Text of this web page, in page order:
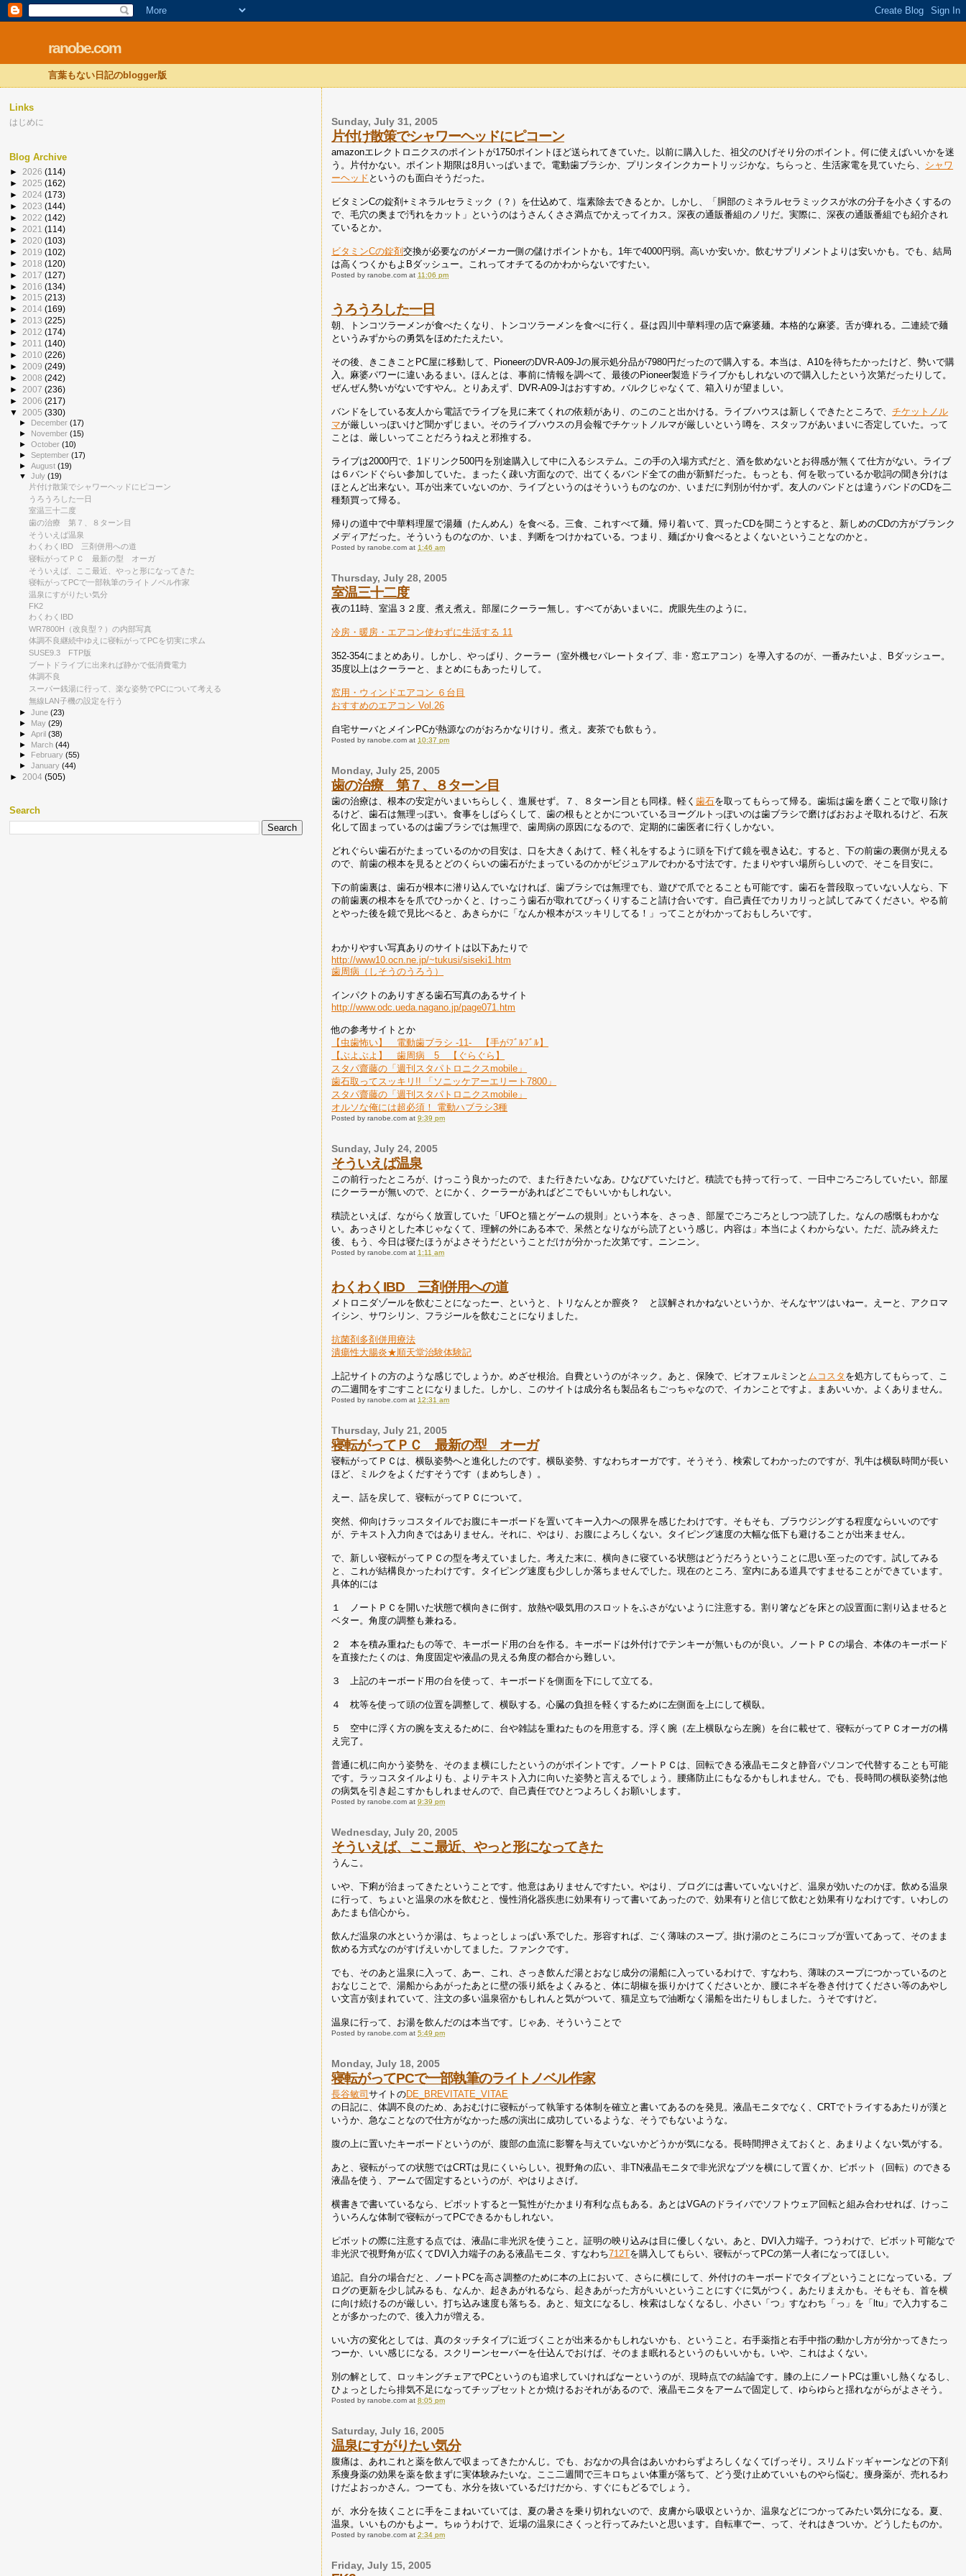
ranobe.com
言葉もない日記のblogger版
Sunday, July 31, 2005
片付け散策でシャワーヘッドにピコーン
amazonエレクトロニクスのポイントが1750ポイントほど送られてきていた。以前に購入した、祖父のひげそり分のポイント。何に使えばいいかを迷
う。片付かない。ポイント期限は8月いっぱいまで。電動歯ブラシか、プリンタインクカートリッジかな。ちらっと、生活家電を見ていたら、 シャワ
ーヘッド というのも面白そうだった。
ビタミンCの錠剤+ミネラルセラミック（？）を仕込めて、塩素除去できるとか。しかし、「胴部のミネラルセラミックスが水の分子を小さくするの
で、毛穴の奥まで汚れをカット」というのはうさんくささ満点でかえってイカス。深夜の通販番組のノリだ。実際に、深夜の通販番組でも紹介され
ているとか。
ビタミンCの錠剤交換が必要なのがメーカー側の儲けポイントかも。1年で4000円弱。高いか安いか。飲むサプリメントよりは安いかも。でも、結局
は高くつくかもよBダッシュー。これってオチてるのかわからないですたい。
Posted byranobe.com at 11:06 pm
うろうろした一日
朝、トンコツラーメンが食べたくなり、トンコツラーメンを食べに行く。昼は四川中華料理の店で麻婆麺。本格的な麻婆。舌が痺れる。二連続で麺
というみずからの勇気をほめたたえたい。
その後、きこきことPC屋に移動して、PioneerのDVR-A09-Jの展示処分品が7980円だったので購入する。本当は、A10を待ちたかったけど、勢いで購
入。麻婆パワーに違いあるまい。ほんとは、事前に情報を調べて、最後のPioneer製造ドライブかもしれないので購入したという次第だったりして。
ぜんぜん勢いがないですやん。とりあえず、DVR-A09-Jはおすすめ。バルクじゃなくて、箱入りが望ましい。
バンドをしている友人から電話でライブを見に来てくれの依頼があり、のこのこと出かける。ライブハウスは新しくできたところで、チケットノル
マが厳しいっぽいけど聞かずじまい。そのライブハウスの月会報でチケットノルマが厳しいという噂を、スタッフがあいまいに否定していた。って
ことは、厳しいってことだろうねえと邪推する。
ライブは2000円で、1ドリンク500円を別途購入して中に入るシステム。この手の入場方式だと、酒を飲めないとお得感が無くて仕方がない。ライブ
は６バンドぐらい参加していた。まったく疎い方面なので、出てくるバンド全ての曲が新鮮だった。もっとも、何を歌っているか歌詞の聞き分けは
ほとんど出来ない。耳が出来ていないのか、ライブというのはそういうものなのか、いまだに判別が付かず。友人のバンドとは違うバンドのCDを二
種類買って帰る。
帰りの道中で中華料理屋で湯麺（たんめん）を食べる。三食、これすべて麺。帰り着いて、買ったCDを聞こうとすると、新しめのCDの方がブランク
メディアだった。そういうものなのか、いま、判断をつけかねている。つまり、麺ばかり食べるとよくないということなのかと。
Posted byranobe.com at 1:46 am
Thursday, July 28, 2005
室温三十二度
夜の11時、室温３２度、煮え煮え。部屋にクーラー無し。すべてがあいまいに。虎眼先生のように。
冷房・暖房・エアコン使わずに生活する 11
352-354にまとめあり。しかし、やっぱり、クーラー（室外機セパレートタイプ、非・窓エアコン）を導入するのが、一番みたいよ、Bダッシュー。
35度以上はクーラーと、まとめにもあったりして。
窓用・ウィンドエアコン ６台目
おすすめのエアコン Vol.26
自宅サーバとメインPCが熱源なのがおろかなりけり。煮え。麦茶でも飲もう。
Posted byranobe.com at 10:37 pm
Monday, July 25, 2005
歯の治療 第７、８ターン目
歯の治療は、根本の安定がいまいちらしく、進展せず。７、８ターン目とも同様。軽く歯石を取ってもらって帰る。歯垢は歯を磨くことで取り除け
るけど、歯石は無理っぽい。食事をしばらくして、歯の根もととかについているヨーグルトっぽいのは歯ブラシで磨けばおおよそ取れるけど、石灰
化して固まっているのは歯ブラシでは無理で、歯周病の原因になるので、定期的に歯医者に行くしかない。
どれぐらい歯石がたまっているのかの目安は、口を大きくあけて、軽く礼をするように頭を下げて鏡を覗き込む。すると、下の前歯の裏側が見える
ので、前歯の根本を見るとどのくらいの歯石がたまっているのかがビジュアルでわかる寸法です。たまりやすい場所らしいので、そこを目安に。
下の前歯裏は、歯石が根本に潜り込んでいなければ、歯ブラシでは無理でも、遊びで爪でとることも可能です。歯石を普段取っていない人なら、下
の前歯裏の根本をを爪でひっかくと、けっこう歯石が取れてびっくりすること請け合いです。自己責任でカリカリっと試してみてください。やる前
とやった後を鏡で見比べると、あきらかに「なんか根本がスッキリしてる！」ってことがわかっておもしろいです。
わかりやすい写真ありのサイトは以下あたりで
http://www10.ocn.ne.jp/~tukusi/siseki1.htm
歯周病（しそうのうろう）
インパクトのありすぎる歯石写真のあるサイト
http://www.odc.ueda.nagano.jp/page071.htm
他の参考サイトとか
【虫歯怖い】 電動歯ブラシ -11- 【手がﾌﾞﾙﾌﾞﾙ】
【ぶよぶよ】 歯周病 5 【ぐらぐら】
スタパ齋藤の「週刊スタパトロニクスmobile」
歯石取ってスッキリ!! 「ソニッケアーエリート7800」
スタパ齋藤の「週刊スタパトロニクスmobile」
オルソな俺には超必須！ 電動ハブラシ3種
Posted byranobe.com at9:39 pm
Sunday, July 24, 2005
そういえば温泉
この前行ったところが、けっこう良かったので、また行きたいなあ。ひなびていたけど。積読でも持って行って、一日中ごろごろしていたい。部屋
にクーラーが無いので、とにかく、クーラーがあればどこでもいいかもしれない。
積読といえば、ながらく放置していた「UFOと猫とゲームの規則」という本を、さっき、部屋でごろごろとしつつ読了した。なんの感慨もわかな
い。あっさりとした本じゃなくて、理解の外にある本で、呆然となりながら読了という感じ。内容は」本当によくわからない。ただ、読み終えた
後、もう、今日は寝たほうがよさそうだということだけが分かった次第です。ニンニン。
Posted byranobe.com at 1:11 am
わくわくIBD 三剤併用への道
メトロニダゾールを飲むことになったー、というと、トリなんとか膣炎？ と誤解されかねないというか、そんなヤツはいねー。えーと、アクロマ
イシン、サワシリン、フラジールを飲むことになりました。
抗菌剤多剤併用療法
潰瘍性大腸炎★順天堂治験体験記
上記サイトの方のような感じでしょうか。めざせ根治。自費というのがネック。あと、保険で、ビオフェルミンとムコスタ を処方してもらって、こ
の二週間をすごすことになりました。しかし、このサイトは成分名も製品名もごっちゃなので、イカンことですよ。まあいいか。よくありません。
Posted byranobe.com at 12:31 am
Thursday, July 21, 2005
寝転がってＰＣ 最新の型 オーガ
寝転がってＰＣは、横臥姿勢へと進化したのです。横臥姿勢、すなわちオーガです。そうそう、検索してわかったのですが、乳牛は横臥時間が長い
ほど、ミルクをよくだすそうです（まめちしき）。
えー、話を戻して、寝転がってＰＣについて。
突然、仰向けラッコスタイルでお腹にキーボードを置いてキー入力への限界を感じたわけです。そもそも、ブラウジングする程度ならいいのです
が、テキスト入力向きではありません。それに、やはり、お腹によろしくない。タイピング速度の大幅な低下も避けることが出来ません。
で、新しい寝転がってＰＣの型を考えていました。考えた末に、横向きに寝ている状態はどうだろうということに思い至ったのです。試してみる
と、これが結構良かったわけです。タイピング速度も少ししか落ちませんでした。現在のところ、室内にある道具ですませることができています。
具体的には
１ ノートＰＣを開いた状態で横向きに倒す。放熱や吸気用のスロットをふさがないように注意する。割り箸などを床との設置面に割り込ませると
ベター。角度の調整も兼ねる。
２ 本を積み重ねたもの等で、キーボード用の台を作る。キーボードは外付けでテンキーが無いものが良い。ノートＰＣの場合、本体のキーボード
を直接たたくのは、角度固定や液晶の見える角度の都合から難しい。
３ 上記のキーボード用の台を使って、キーボードを側面を下にして立てる。
４ 枕等を使って頭の位置を調整して、横臥する。心臓の負担を軽くするために左側面を上にして横臥。
５ 空中に浮く方の腕を支えるために、台や雑誌を重ねたものを用意する。浮く腕（左上横臥なら左腕）を台に載せて、寝転がってＰＣオーガの構
え完了。
普通に机に向かう姿勢を、そのまま横にしたというのがポイントです。ノートＰＣは、回転できる液晶モニタと静音パソコンで代替することも可能
です。ラッコスタイルよりも、よりテキスト入力に向いた姿勢と言えるでしょう。腰痛防止にもなるかもしれません。でも、長時間の横臥姿勢は他
の病気を引き起こすかもしれませんので、自己責任でひとつよろしくお願いします。
Posted byranobe.com at9:39 pm
Wednesday, July 20, 2005
そういえば、ここ最近、やっと形になってきた
うんこ。
いや、下痢が治まってきたということです。他意はありませんですたい。やはり、ブログには書いていないけど、温泉が効いたのかぽ。飲める温泉
に行って、ちょいと温泉の水を飲むと、慢性消化器疾患に効果有りって書いてあったので、効果有りと信じて飲むと効果有りなわけです。いわしの
あたまも信心から。
飲んだ温泉の水というか湯は、ちょっとしょっぱい系でした。形容すれば、ごく薄味のスープ。掛け湯のところにコップが置いてあって、そのまま
飲める方式なのがすげえいかしてました。ファンクです。
でも、そのあと温泉に入って、あー、これ、さっき飲んだ湯とおなじ成分の湯船に入っているわけで、すなわち、薄味のスープにつかっているのと
おなじことで、湯船からあがったあとに壁の張り紙をよくみると、体に胡椒を振りかけてくださいとか、腰にネギを巻き付けてください等のあやし
い文言が刻まれていて、注文の多い温泉宿かもしれんと気がついて、猫足立ちで油断なく湯船を出たりもしました。うそですけど。
温泉に行って、お湯を飲んだのは本当です。じゃあ、そういうことで
Posted byranobe.com at5:49 pm
Monday, July 18, 2005
寝転がってPCで一部執筆のライトノベル作家
長谷敏司サイトのDE_BREVITATE_VITAE
の日記に、体調不良のため、あおむけに寝転がって執筆する体制を確立と書いてあるのを発見。液晶モニタでなく、CRTでトライするあたりが漢と
いうか、急なことなので仕方がなかった感の演出に成功しているような、そうでもないような。
腹の上に置いたキーボードというのが、腹部の血流に影響を与えていないかどうかが気になる。長時間押さえておくと、あまりよくない気がする。
あと、寝転がっての状態ではCRTは見にくいらしい。視野角の広い、非TN液晶モニタで非光沢なブツを横にして置くか、ピボット（回転）のできる
液晶を使う、アームで固定するというのが、やはりよさげ。
横書きで書いているなら、ピボットすると一覧性がたかまり有利な点もある。あとはVGAのドライバでソフトウェア回転と組み合わせれば、けっこ
ういろんな体制で寝転がってPCできるかもしれない。
ピボットの際に注意する点では、液晶に非光沢を使うこと。証明の映り込みは目に優しくない。あと、DVI入力端子。つうわけで、ピボット可能なで
非光沢で視野角が広くてDVI入力端子のある液晶モニタ、すなわち712Tを購入してもらい、寝転がってPCの第一人者になってほしい。
追記。自分の場合だと、ノートPCを高さ調整のために本の上において、さらに横にして、外付けのキーボードでタイプということになっている。ブ
ログの更新を少し試みるも、なんか、起きあがれるなら、起きあがった方がいいということにすぐに気がつく。あたりまえかも。そもそも、首を横
に向け続けるのが厳しい。打ち込み速度も落ちる。あと、短文になるし、検索はしなくなるし、小さい「つ」すなわち「っ」を「ltu」で入力するこ
とが多かったので、後入力が増える。
いい方の変化としては、真のタッチタイプに近づくことが出来るかもしれないかも、ということ。右手薬指と右手中指の動かし方が分かってきたっ
つーか、いい感じになる。スクリーンセーバーを仕込んでおけば、そのまま眠れるというのもいいかも。いや、これはよくない。
別の解として、ロッキングチェアでPCというのも追求していければなーというのが、現時点での結論です。膝の上にノートPCは重いし熱くなるし、
ひょっとしたら排気不足になってチップセットとか焼けるおそれがあるので、液晶モニタをアームで固定して、ゆらゆらと揺れながらがよさそう。
Posted byranobe.com at8:05 pm
Saturday, July 16, 2005
温泉にすがりたい気分
腹痛は、あれこれと薬を飲んで収まってきたかんじ。でも、おなかの具合はあいかわらずよろしくなくてげっそり。スリムドッギャーンなどの下剤
系痩身薬の効果を薬を飲まずに実体験みたいな。ここ二週間で三キロちょい体重が落ちて、どう受け止めていいものやら悩む。痩身薬が、売れるわ
けだよおっかさん。つーても、水分を抜いているだけだから、すぐにもどるでしょう。
が、水分を抜くことに手をこまねいていては、夏の暑さを乗り切れないので、皮膚から吸収というか、温泉などにつかってみたい気分になる。夏、
温泉。いいものかもよー。ちゅうわけで、近場の温泉にさくっと行ってみたいと思います。自転車でー、って、それはきついか。どうしたものか。
Posted byranobe.com at2:34 pm
Friday, July 15, 2005
Links
はじめに
Blog Archive
► 2026 (114)
► 2025 (162)
► 2024 (173)
► 2023 (144)
► 2022 (142)
► 2021 (114)
► 2020 (103)
► 2019 (102)
► 2018 (120)
► 2017 (127)
► 2016 (134)
► 2015 (213)
► 2014 (169)
► 2013 (225)
► 2012 (174)
► 2011 (140)
► 2010 (226)
► 2009 (249)
► 2008 (242)
► 2007 (236)
► 2006 (217)
▼ 2005 (330)
► December(17)
►
November(15)
►October(10)
►September(17)
►August(19)
▼July(19)
片付け散策でシャワーヘッドにピコーン
うろうろした一日
室温三十二度
歯の治療 第７、８ターン目
そういえば温泉
わくわくIBD 三剤併用への道
寝転がってＰＣ 最新の型 オーガ
そういえば、ここ最近、やっと形になってきた
寝転がってPCで一部執筆のライトノベル作家
温泉にすがりたい気分
FK2
わくわくIBD
WR7800H（改良型？）の内部写真
体調不良継続中ゆえに寝転がってPCを切実に求ム
SUSE9.3 FTP版
ブートドライブに出来れば静かで低消費電力
体調不良
スーパー銭湯に行って、楽な姿勢でPCについて考える
無線LAN子機の設定を行う
►June(23)
► May(29)
►April(38)
► March(44)
►
February(55)
►January(44)
► 2004 (505)
Search